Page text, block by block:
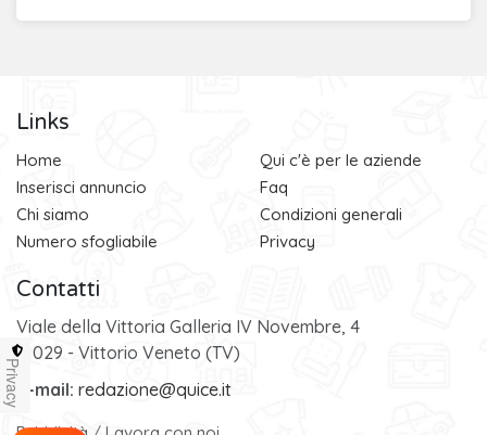
Links
Home
Inserisci annuncio
Chi siamo
Numero sfogliabile
Qui c'è per le aziende
Faq
Condizioni generali
Privacy
Contatti
Viale della Vittoria Galleria IV Novembre, 4
31029 - Vittorio Veneto (TV)
e-mail: redazione@quice.it
Privacy